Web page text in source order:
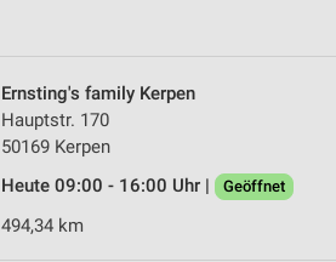
Ernsting's family Kerpen
Hauptstr. 170
50169 Kerpen
Heute 09:00 - 16:00 Uhr |
Geöffnet
494,34 km